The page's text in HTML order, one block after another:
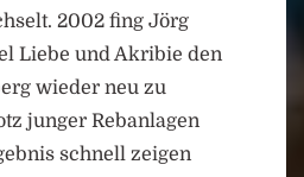
2002 fing Jörg
Liebe und Akribie den
wieder neu zu
junger Rebanlagen
schnell zeigen